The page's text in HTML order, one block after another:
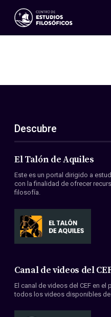
Eventos
ES
EN
Acerca de nosotros
Miembros
Convenios
Descubre
El Talón de Aquiles
Este es un portal dirigido a
con la finalidad de ofrecer
filosofía.
Canal de videos del
El canal de videos del CEF en el
todos los videos disponibles de